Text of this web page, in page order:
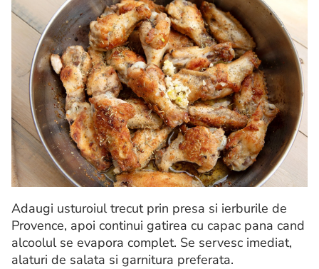
Adaugi usturoiul trecut prin presa si ierburile de
Provence, apoi continui gatirea cu capac pana cand
alcoolul se evapora complet. Se servesc imediat,
alaturi de salata si garnitura preferata.